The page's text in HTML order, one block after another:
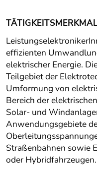
effizienten
elektrischer Energie.
Teilgebiet der
Umformung von
Bereich der
Solar- und
Anwendungsgebiete
Straßenbahnen sowie
oder Hybridfahrzeugen.